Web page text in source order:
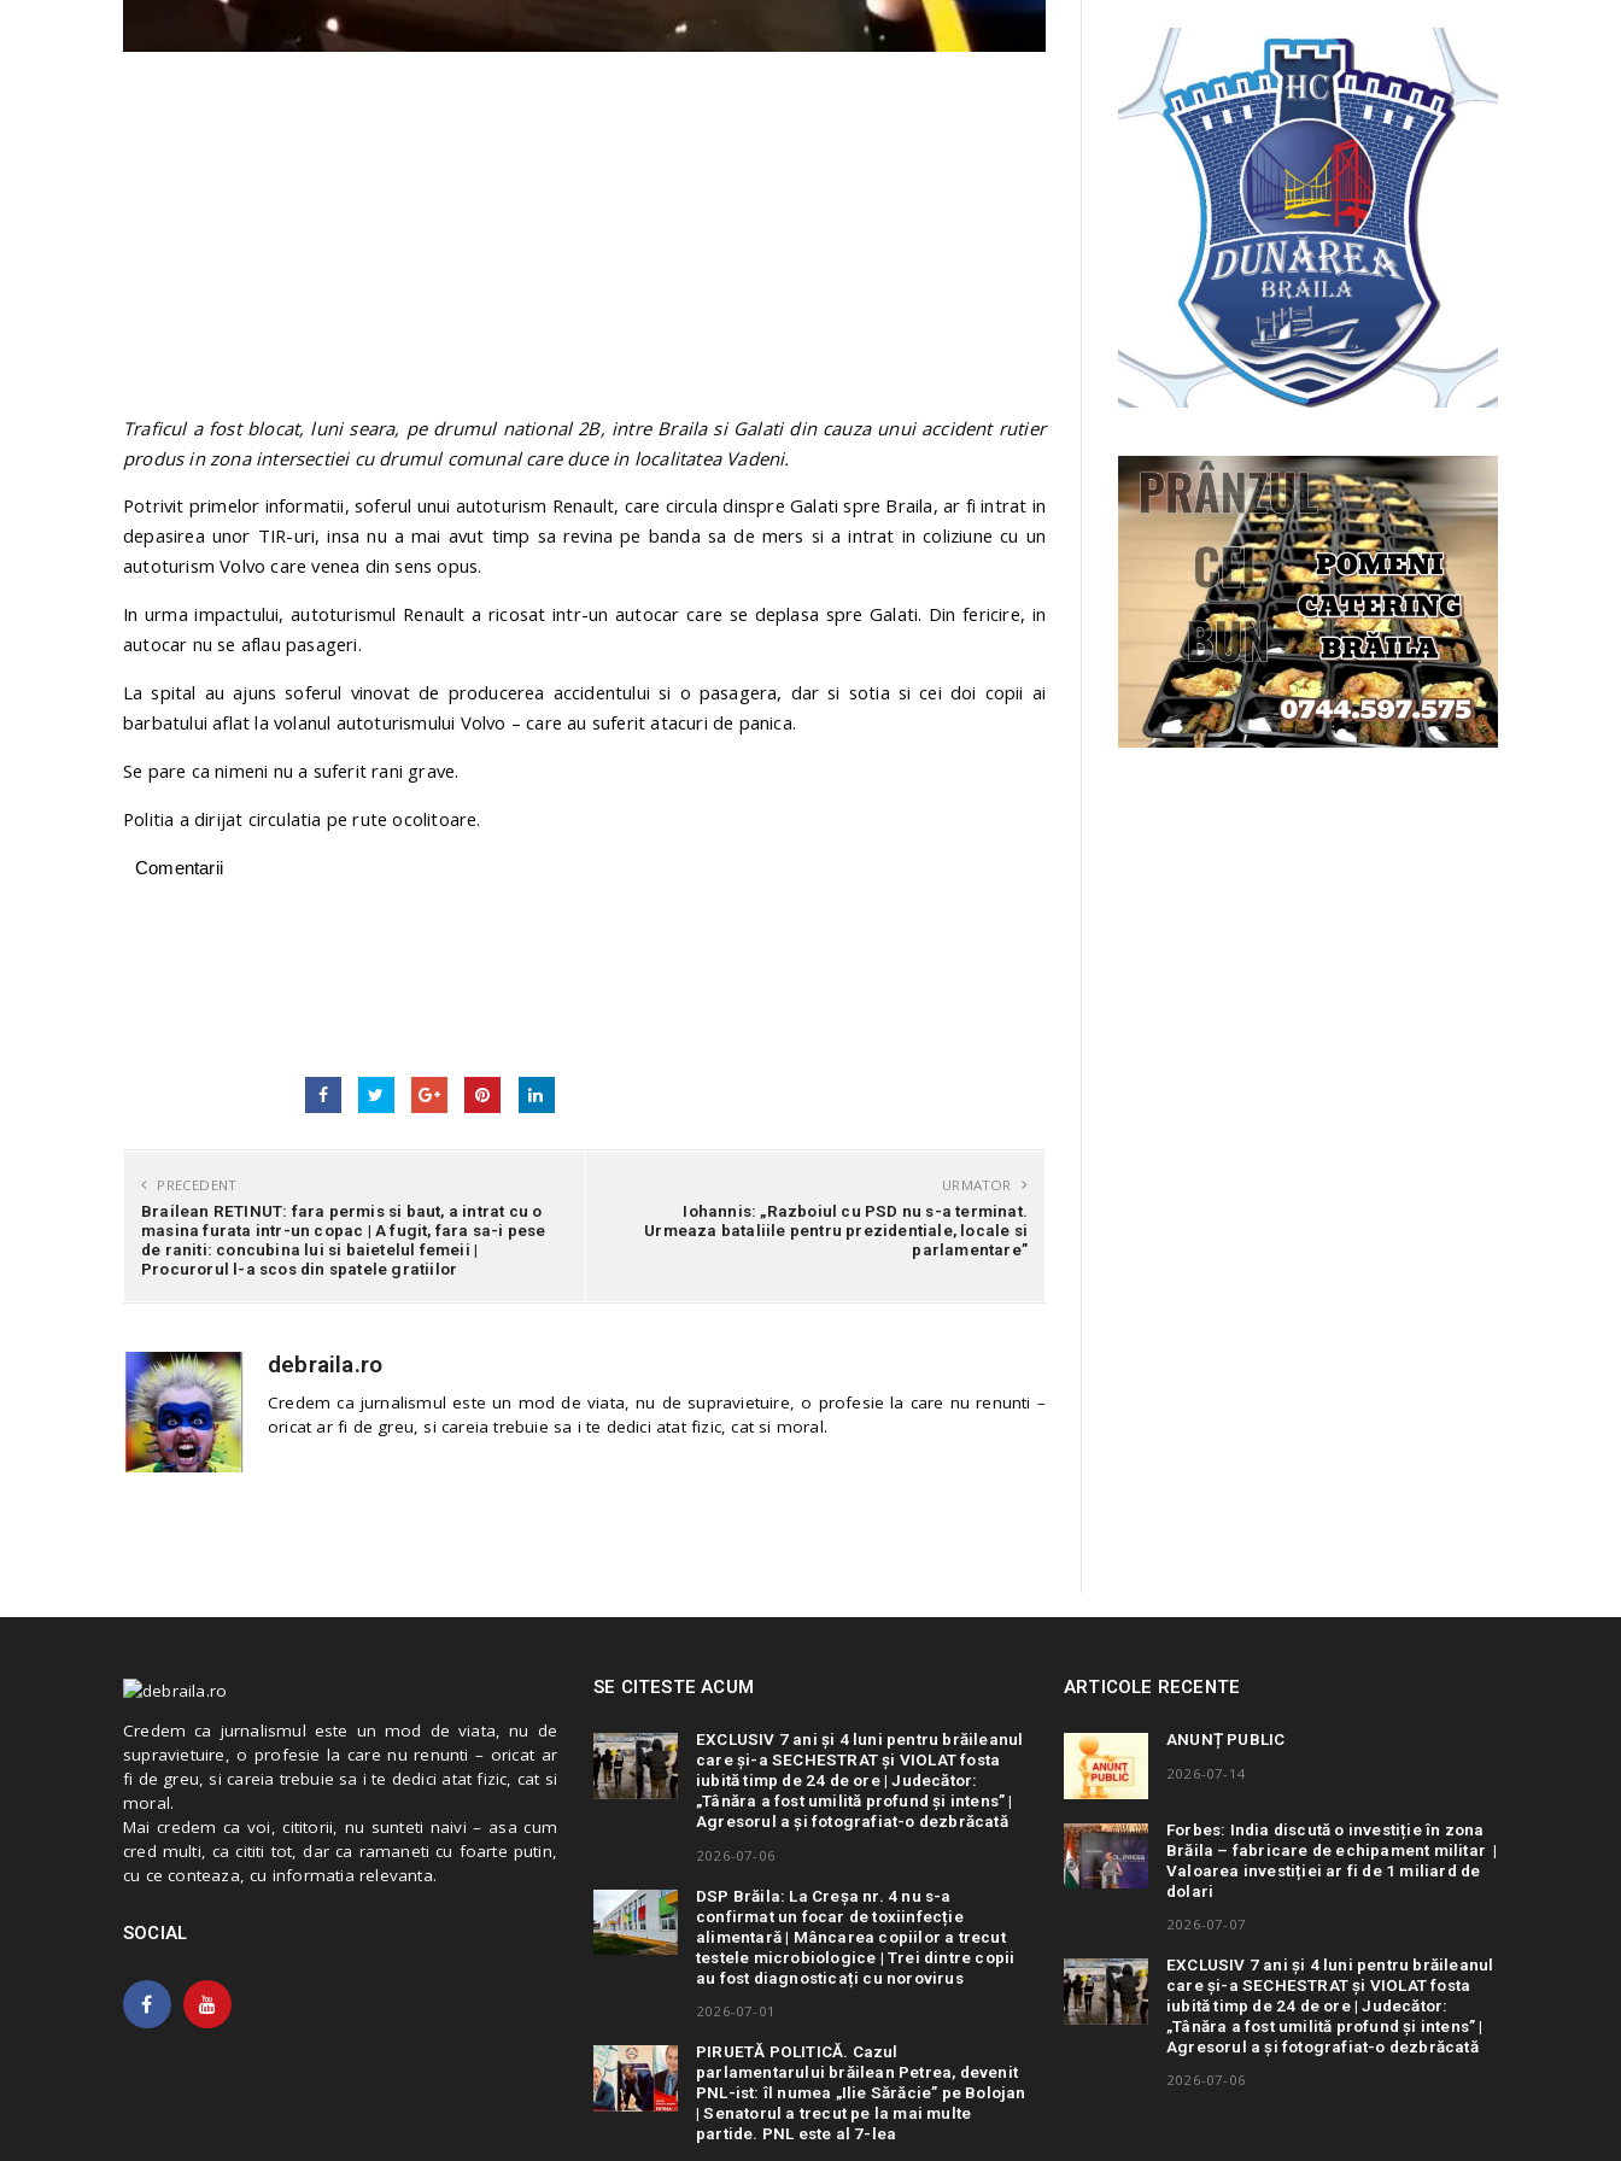
Traficul a fost blocat, luni seara, pe drumul national 2B, intre Braila si Galati din cauza unui accident rutier
produs in zona intersectiei cu drumul comunal care duce in localitatea Vadeni.
Potrivit primelor informatii, soferul unui autoturism Renault, care circula dinspre Galati spre Braila, ar fi intrat in
depasirea unor TIR-uri, insa nu a mai avut timp sa revina pe banda sa de mers si a intrat in coliziune cu un
autoturism Volvo care venea din sens opus.
In urma impactului, autoturismul Renault a ricosat intr-un autocar care se deplasa spre Galati. Din fericire, in
autocar nu se aflau pasageri.
La spital au ajuns soferul vinovat de producerea accidentului si o pasagera, dar si sotia si cei doi copii ai
barbatului aflat la volanul autoturismului Volvo – care au suferit atacuri de panica.
Se pare ca nimeni nu a suferit rani grave.
Politia a dirijat circulatia pe rute ocolitoare.
Comentarii
PRECEDENT
Brailean RETINUT: fara permis si baut, a intrat cu o
masina furata intr-un copac | A fugit, fara sa-i pese
de raniti: concubina lui si baietelul femeii |
Procurorul l-a scos din spatele gratiilor
URMATOR
Iohannis: „Razboiul cu PSD nu s-a terminat.
Urmeaza bataliile pentru prezidentiale, locale si
parlamentare”
debraila.ro
Credem ca jurnalismul este un mod de viata, nu de supravietuire, o profesie la care nu renunti –
oricat ar fi de greu, si careia trebuie sa i te dedici atat fizic, cat si moral.
Credem ca jurnalismul este un mod de viata, nu de
supravietuire, o profesie la care nu renunti – oricat ar
fi de greu, si careia trebuie sa i te dedici atat fizic, cat si
moral.
Mai credem ca voi, cititorii, nu sunteti naivi – asa cum
cred multi, ca cititi tot, dar ca ramaneti cu foarte putin,
cu ce conteaza, cu informatia relevanta.
SOCIAL
SE CITESTE ACUM
EXCLUSIV 7 ani și 4 luni pentru brăileanul
care și-a SECHESTRAT și VIOLAT fosta
iubită timp de 24 de ore | Judecător:
„Tânăra a fost umilită profund și intens” |
Agresorul a și fotografiat-o dezbrăcată
2026-07-06
DSP Brăila: La Creșa nr. 4 nu s-a
confirmat un focar de toxiinfecție
alimentară | Mâncarea copiilor a trecut
testele microbiologice | Trei dintre copii
au fost diagnosticați cu norovirus
2026-07-01
PIRUETĂ POLITICĂ. Cazul
parlamentarului brăilean Petrea, devenit
PNL-ist: îl numea „Ilie Sărăcie” pe Bolojan
| Senatorul a trecut pe la mai multe
partide. PNL este al 7-lea
ARTICOLE RECENTE
ANUNȚ PUBLIC
2026-07-14
Forbes: India discută o investiție în zona
Brăila – fabricare de echipament militar |
Valoarea investiției ar fi de 1 miliard de
dolari
2026-07-07
EXCLUSIV 7 ani și 4 luni pentru brăileanul
care și-a SECHESTRAT și VIOLAT fosta
iubită timp de 24 de ore | Judecător:
„Tânăra a fost umilită profund și intens” |
Agresorul a și fotografiat-o dezbrăcată
2026-07-06